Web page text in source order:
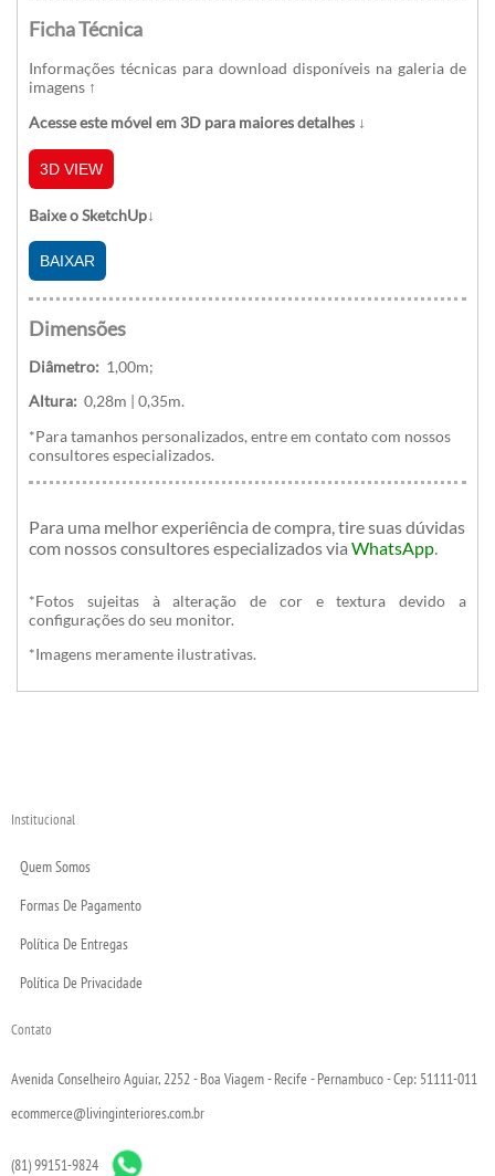
Ficha Técnica
Informações técnicas para download disponíveis na galeria de
imagens ↑
Acesse este móvel em 3D para maiores detalhes ↓
3D VIEW
Baixe o SketchUp↓
BAIXAR
Dimensões
Diâmetro: 1,00m;
Altura: 0,28m | 0,35m.
*Para tamanhos personalizados, entre em contato com nossos
consultores especializados.
Para uma melhor experiência de compra, tire suas dúvidas
com nossos consultores especializadosvia WhatsApp.
*Fotos sujeitas à alteração de cor e textura devido a
configurações do seu monitor.
*Imagens meramente ilustrativas.
Institucional
Quem Somos
Formas De Pagamento
Política De Entregas
Política De Privacidade
Contato
Avenida Conselheiro Aguiar, 2252 - Boa Viagem - Recife - Pernambuco - Cep: 51111-011
ecommerce@livinginteriores.com.br
(81) 99151-9824